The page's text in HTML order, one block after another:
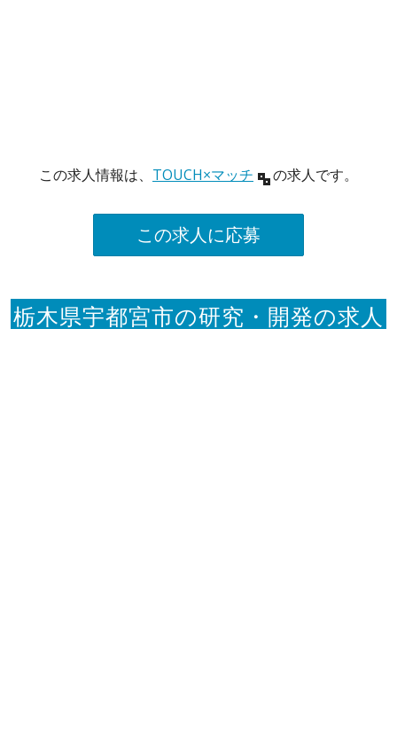
この求人情報は、 TOUCH×マッチ の求人です。
この求人に応募
栃木県宇都宮市の研究・開発の求人